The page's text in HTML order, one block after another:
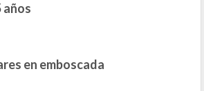
años
en emboscada